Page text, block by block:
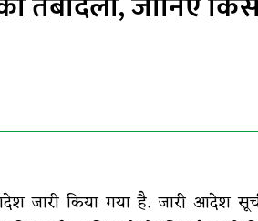
जारी किया गया है. जारी आदेश